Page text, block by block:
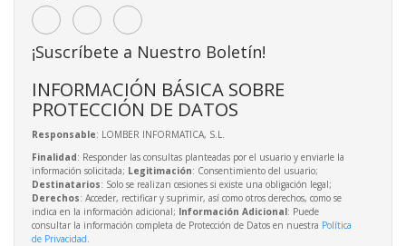
¡Suscríbete a Nuestro Boletín!
INFORMACIÓN BÁSICA SOBRE
PROTECCIÓN DE DATOS
Responsable: LOMBER INFORMATICA, S.L.
Finalidad: Responder las consultas planteadas por el usuario y enviarle la
información solicitada; Legitimación: Consentimiento del usuario;
Destinatarios: Solo se realizan cesiones si existe una obligación legal;
Derechos: Acceder, rectificar y suprimir, así como otros derechos, como se
indica en la información adicional; Información Adicional: Puede
consultar la información completa de Protección de Datos en nuestra Política
de Privacidad